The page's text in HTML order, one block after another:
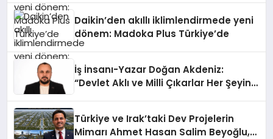
Daikin’den akıllı iklimlendirmede yeni
dönem: Madoka Plus Türkiye’de
İş İnsanı-Yazar Doğan Akdeniz:
“Devlet Aklı ve Milli Çıkarlar Her Şeyin
Türkiye ve Irak’taki Dev Projelerin
Mimarı Ahmet Hasan Salim Beyoğlu,